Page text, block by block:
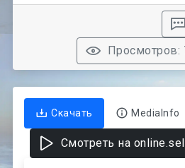
Просмотров:
Скачать MediaInfo
Смотреть на